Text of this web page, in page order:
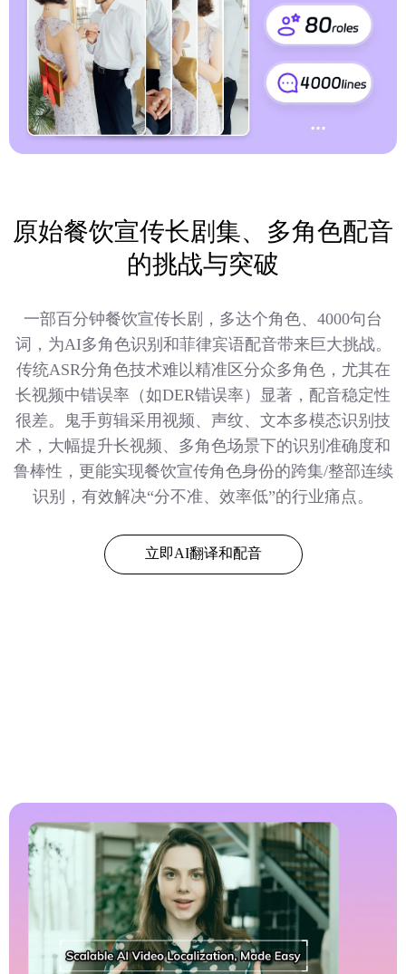
原始餐饮宣传长剧集、多角色配音
的挑战与突破
一部百分钟餐饮宣传长剧，多达个角色、4000句台
词，为AI多角色识别和菲律宾语配音带来巨大挑战。
传统ASR分角色技术难以精准区分众多角色，尤其在
长视频中错误率（如DER错误率）显著，配音稳定性
很差。鬼手剪辑采用视频、声纹、文本多模态识别技
术，大幅提升长视频、多角色场景下的识别准确度和
鲁棒性，更能实现餐饮宣传角色身份的跨集/整部连续
识别，有效解决“分不准、效率低”的行业痛点。
立即AI翻译和配音